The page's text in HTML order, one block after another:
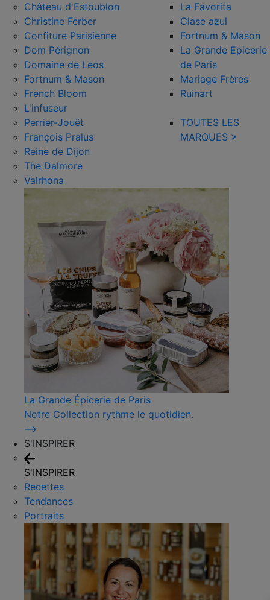
Château d'Estoublon
Christine Ferber
Confiture Parisienne
Dom Pérignon
Domaine de Leos
Fortnum & Mason
French Bloom
L'infuseur
Perrier-Jouët
François Pralus
Reine de Dijon
The Dalmore
Valrhona
La Favorita
Clase azul
Fortnum & Mason
La Grande Epicerie
de Paris
Mariage Frères
Ruinart
TOUTES LES
MARQUES >
La Grande Épicerie de Paris
Notre Collection rythme le quotidien.
⟶
S'INSPIRER
S'INSPIRER
Recettes
Tendances
Portraits